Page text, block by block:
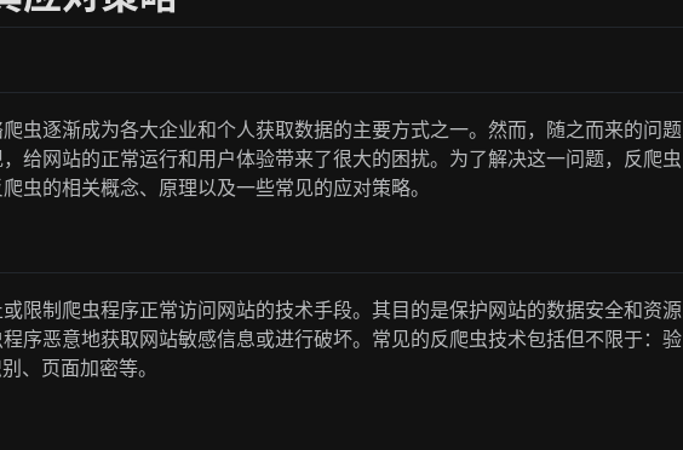
虫逐渐成为各大企业和个人获取数据的主要方式之一。然而，随之而来的问题
给网站的正常运行和用户体验带来了很大的困扰。为了解决这一问题，反爬虫
虫的相关概念、原理以及一些常见的应对策略。
限制爬虫程序正常访问网站的技术手段。其目的是保护网站的数据安全和资源
序恶意地获取网站敏感信息或进行破坏。常见的反爬虫技术包括但不限于：验
、页面加密等。